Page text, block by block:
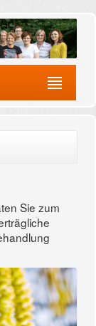
Sie zum